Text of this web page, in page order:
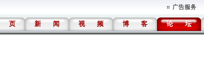
广告服务
页 新 闻 视 频 博 客 论 坛